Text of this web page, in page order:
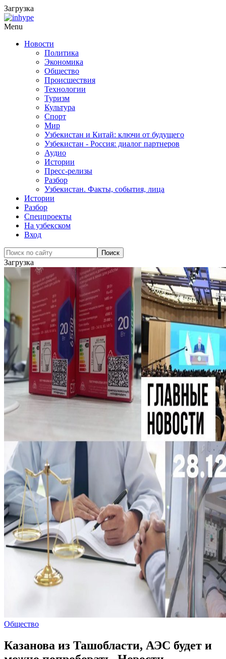
Загрузка
Menu
Новости
Политика
Экономика
Общество
Происшествия
Технологии
Туризм
Культура
Спорт
Мир
Узбекистан и Китай: ключи от будущего
Узбекистан - Россия: диалог партнеров
Аудио
Истории
Пресс-релизы
Разбор
Узбекистан. Факты, события, лица
Истории
Разбор
Спецпроекты
На узбекском
Вход
Загрузка
Общество
Казанова из Ташобласти, АЭС будет и